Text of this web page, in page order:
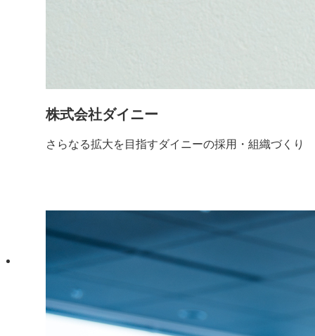
株式会社ダイニー
さらなる拡大を目指すダイニーの採用・組織づくり